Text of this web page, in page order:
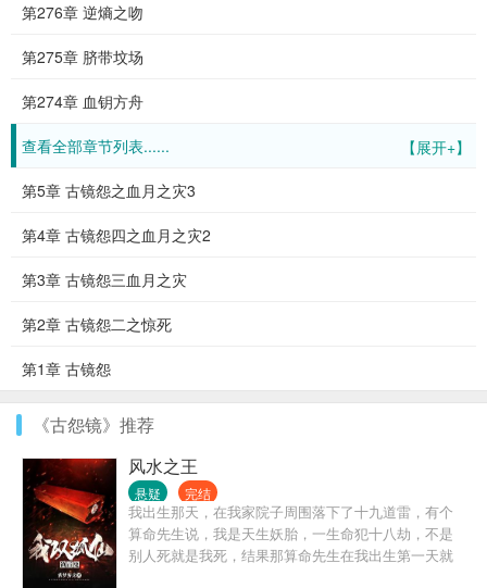
第276章 逆熵之吻
第275章 脐带坟场
第274章 血钥方舟
【展开+】
查看全部章节列表......
第5章 古镜怨之血月之灾3
第4章 古镜怨四之血月之灾2
第3章 古镜怨三血月之灾
第2章 古镜怨二之惊死
第1章 古镜怨
《古怨镜》推荐
风水之王
悬疑 完结
我出生那天，在我家院子周围落下了十九道雷，有个
算命先生说，我是天生妖胎，一生命犯十八劫，不是
别人死就是我死，结果那算命先生在我出生第一天就